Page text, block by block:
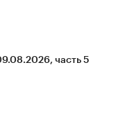
часть 5